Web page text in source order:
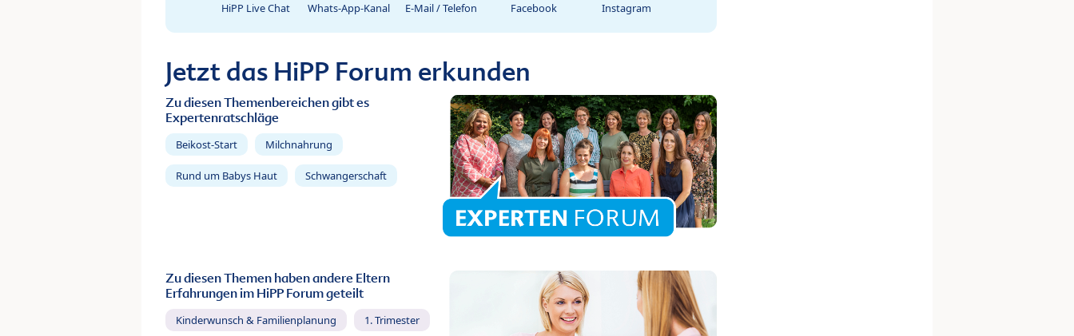
HiPP Live Chat Whats-App-Kanal E-Mail / Telefon Facebook Instagram
Jetzt das HiPP Forum erkunden
Zu diesen Themenbereichen gibt es
Expertenratschläge
Beikost-Start Milchnahrung
Rund um Babys Haut Schwangerschaft
Zu diesen Themen haben andere Eltern
Erfahrungen im HiPP Forum geteilt
Kinderwunsch & Familienplanung 1. Trimester